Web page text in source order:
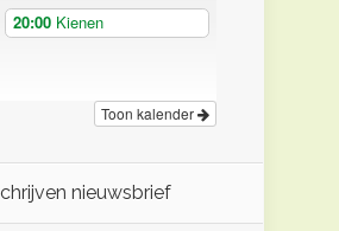
20:00 Kienen
Toon kalender
nieuwsbrief